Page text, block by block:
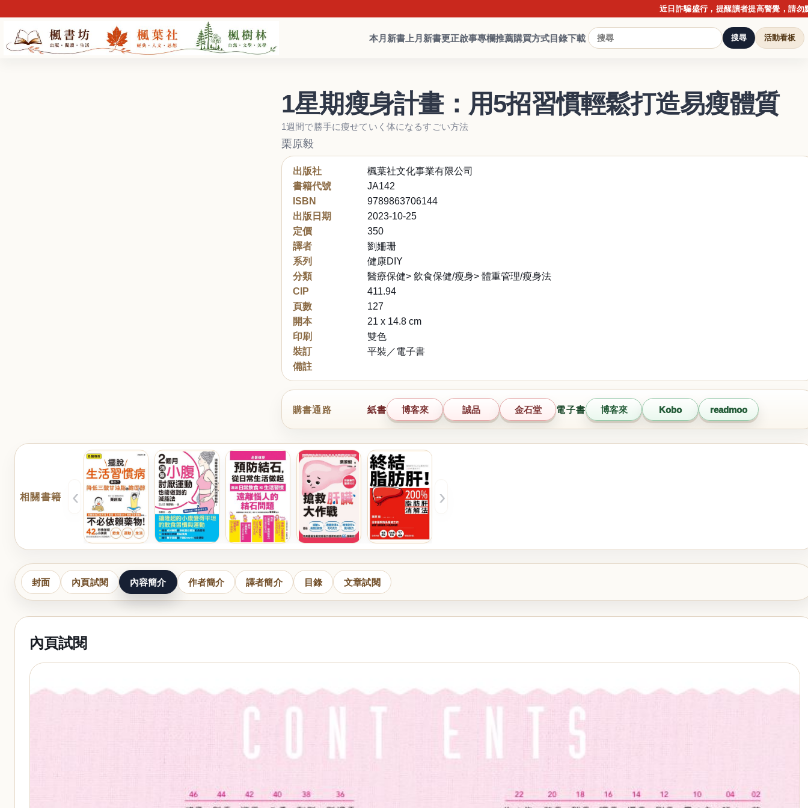
近日詐騙盛行，提醒讀者提高警覺，請勿點擊不
本月新書 上月新書更正啟事專欄推薦購買方式目錄下載 搜尋 活動看板
1星期瘦身計畫：用5招習慣輕鬆打造易瘦體質
1週間で勝手に痩せていく体になるすごい方法
栗原毅
出版社
楓葉社文化事業有限公司
書籍代號
JA142
ISBN
9789863706144
出版日期
2023-10-25
定價
350
譯者
劉姍珊
系列
健康DIY
分類
醫療保健> 飲食保健/瘦身> 體重管理/瘦身法
CIP
411.94
頁數
127
開本
21 x 14.8 cm
印刷
雙色
裝訂
平裝／電子書
備註
購書通路 紙書 博客來 誠品 金石堂 電子書 博客來 Kobo readmoo
相關書籍 ‹ ›
封面 內頁試閱 內容簡介 作者簡介 譯者簡介 目錄 文章試閱
內頁試閱